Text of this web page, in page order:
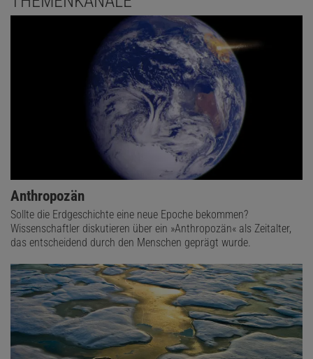
Anthropozän
Sollte die Erdgeschichte eine neue Epoche bekommen?
Wissenschaftler diskutieren über ein »Anthropozän« als Zeitalter,
das entscheidend durch den Menschen geprägt wurde.